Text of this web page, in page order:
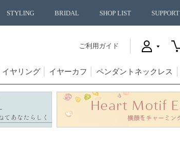
STYLING BRIDAL SHOP LIST SUPPORT
ご利用ガイド
イヤリング イヤーカフ ペンダントネックレス